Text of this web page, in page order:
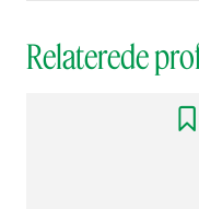
Relaterede
